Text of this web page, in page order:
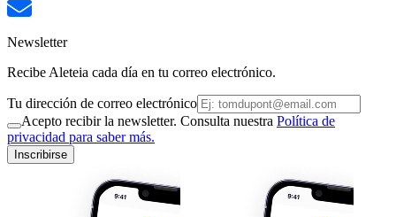
Newsletter
Recibe Aleteia cada día en tu correo electrónico.
Tu dirección de correo electrónico
Acepto recibir la newsletter. Consulta nuestra Política de
privacidad para saber más.
Inscribirse